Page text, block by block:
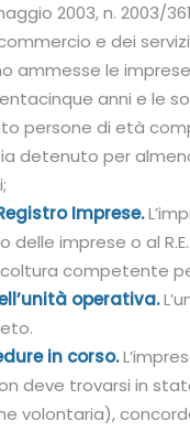
2003, n. 2003/
e dei
ammesse le
anni e le
persone di età
detenuto per
Imprese.
delle imprese o al
competente
operativa.
in corso.
deve trovarsi in
volontaria),